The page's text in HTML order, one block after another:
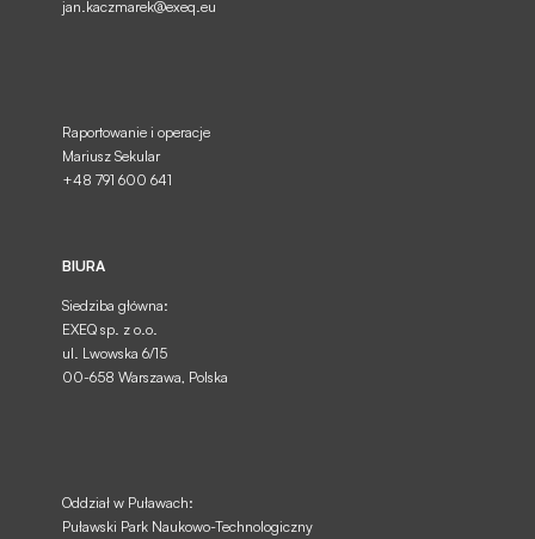
jan.kaczmarek@exeq.eu
Raportowanie i operacje
Mariusz Sekular
+48 791 600 641
BIURA
Siedziba główna:
EXEQ sp. z o.o.
ul. Lwowska 6/15
00-658 Warszawa, Polska
Oddział w Puławach:
Puławski Park Naukowo-Technologiczny